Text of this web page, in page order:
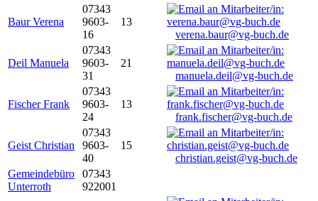
Baur Verena
07343
9603-
16
13
verena.baur@vg-buch.de
Deil Manuela
07343
9603-
31
21
manuela.deil@vg-buch.de
Fischer Frank
07343
9603-
24
13
frank.fischer@vg-buch.de
Geist Christian
07343
9603-
40
15
christian.geist@vg-buch.de
Gemeindebüro
Unterroth
07343
922001